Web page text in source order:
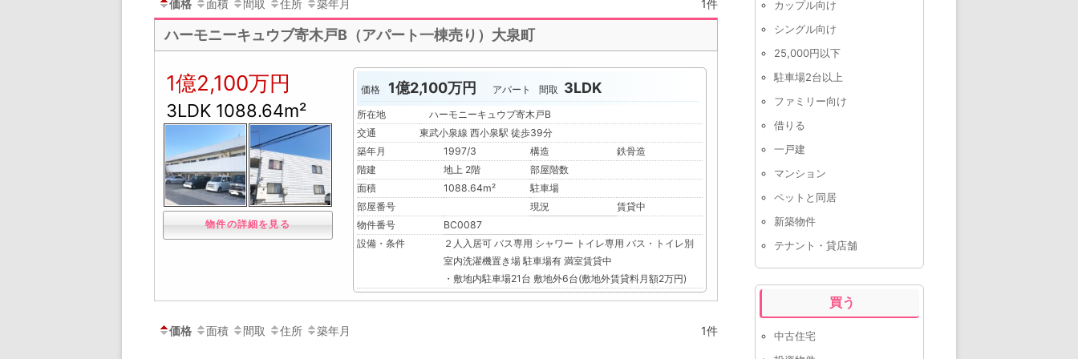
価格 面積 間取 住所 築年月 1件
ハーモニーキュウブ寄木戸B（アパート一棟売り）大泉町
1億2,100万円
3LDK 1088.64m²
物件の詳細を見る
価格 1億2,100万円 アパート 間取 3LDK
所在地
ハーモニーキュウブ寄木戸B
交通
東武小泉線 西小泉駅 徒歩39分
築年月
1997/3 構造
鉄骨造
階建
地上 2階
部屋階数
面積
1088.64m²
駐車場
部屋番号
現況
賃貸中
物件番号
BC0087
設備・条件
２人入居可 バス専用 シャワー トイレ専用 バス・トイレ別
室内洗濯機置き場 駐車場有 満室賃貸中
・敷地内駐車場21台 敷地外6台(敷地外賃貸料月額2万円)
価格 面積 間取 住所 築年月 1件
カップル向け
シングル向け
25,000円以下
駐車場2台以上
ファミリー向け
借りる
一戸建
マンション
ペットと同居
新築物件
テナント・貸店舗
買う
中古住宅